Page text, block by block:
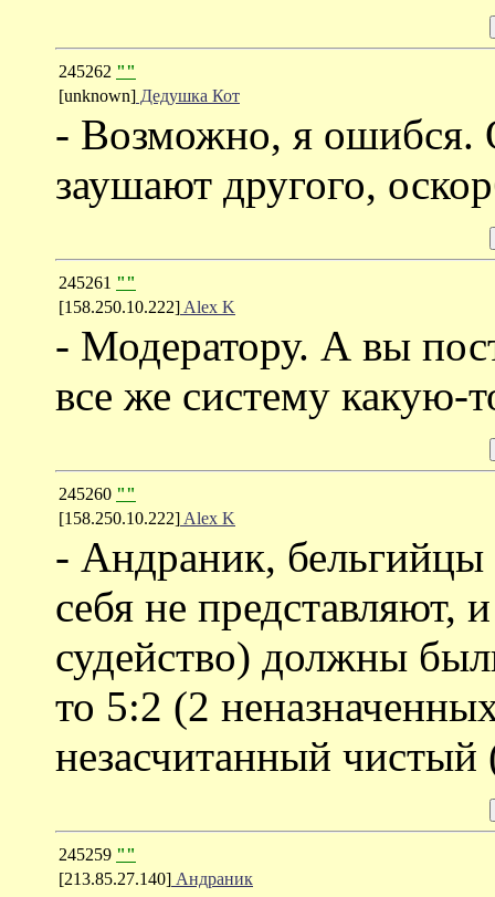
245262 ""
[unknown] Дедушка Кот
- Возможно, я ошибся.
заушают другого,
245261 ""
[158.250.10.222] Alex K
- Модератору. А вы
все же систему какую-
245260 ""
[158.250.10.222] Alex K
- Андраник, бельгийцы
себя не
судейство) должны
то 5:2 (2
незасчитанный
245259 ""
[213.85.27.140] Андраник